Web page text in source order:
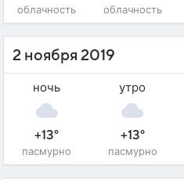
облачность облачность
2 ноября 2019
ночь
+13°
пасмурно
утро
+13°
пасмурно